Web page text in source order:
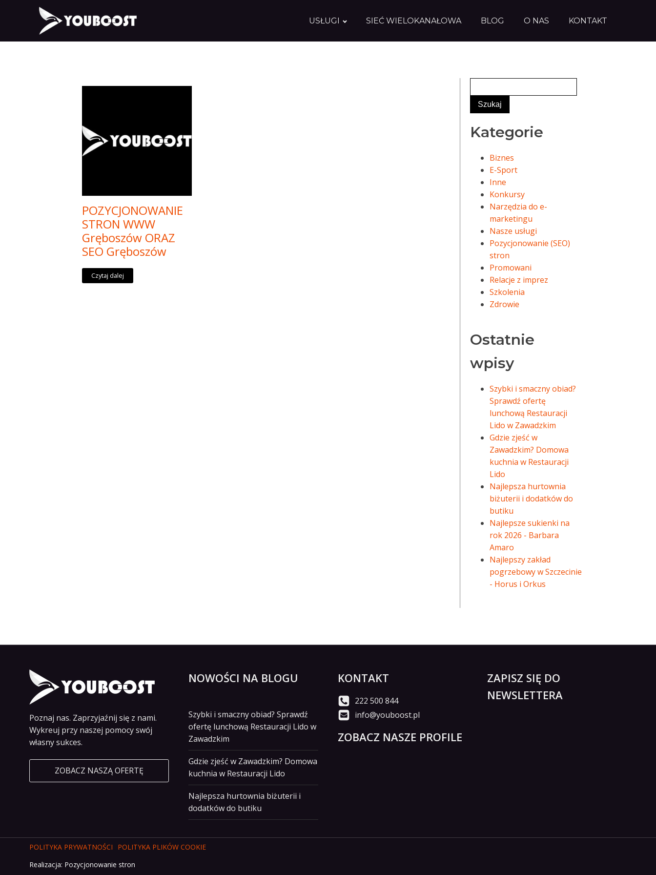
USŁUGI SIEĆ WIELOKANAŁOWA BLOG O NAS KONTAKT
POZYCJONOWANIE
STRON WWW
Gręboszów ORAZ
SEO Gręboszów
Czytaj dalej
Kategorie
Biznes
E-Sport
Inne
Konkursy
Narzędzia do e-
marketingu
Nasze usługi
Pozycjonowanie (SEO)
stron
Promowani
Relacje z imprez
Szkolenia
Zdrowie
Ostatnie
wpisy
Szybki i smaczny obiad?
Sprawdź ofertę
lunchową Restauracji
Lido w Zawadzkim
Gdzie zjeść w
Zawadzkim? Domowa
kuchnia w Restauracji
Lido
Najlepsza hurtownia
biżuterii i dodatków do
butiku
Najlepsze sukienki na
rok 2026 - Barbara
Amaro
Najlepszy zakład
pogrzebowy w Szczecinie
- Horus i Orkus
Poznaj nas. Zaprzyjaźnij się z nami.
Wykreuj przy naszej pomocy swój
własny sukces.
ZOBACZ NASZĄ OFERTĘ
NOWOŚCI NA BLOGU
Szybki i smaczny obiad? Sprawdź
ofertę lunchową Restauracji Lido w
Zawadzkim
Gdzie zjeść w Zawadzkim? Domowa
kuchnia w Restauracji Lido
Najlepsza hurtownia biżuterii i
dodatków do butiku
KONTAKT
222 500 844
info@youboost.pl
ZOBACZ NASZE PROFILE
ZAPISZ SIĘ DO
NEWSLETTERA
POLITYKA PRYWATNOŚCI
POLITYKA PLIKÓW COOKIE
Realizacja: Pozycjonowanie stron